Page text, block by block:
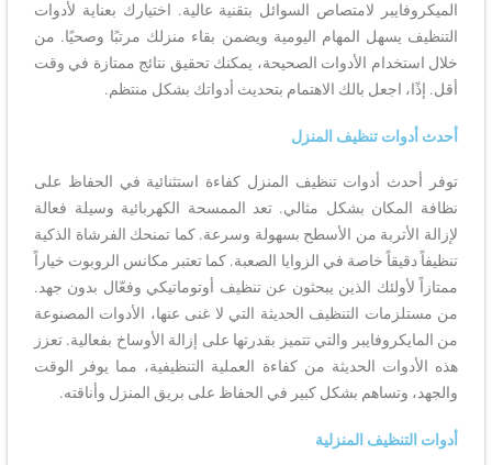
الميكروفايبر لامتصاص السوائل بتقنية عالية. اختيارك بعناية لأدوات
التنظيف يسهل المهام اليومية ويضمن بقاء منزلك مرتبًا وصحيًا. من
خلال استخدام الأدوات الصحيحة، يمكنك تحقيق نتائج ممتازة في وقت
أقل. إذًا، اجعل بالك الاهتمام بتحديث أدواتك بشكل منتظم.
أحدث أدوات تنظيف المنزل
توفر أحدث أدوات تنظيف المنزل كفاءة استثنائية في الحفاظ على
نظافة المكان بشكل مثالي. تعد الممسحة الكهربائية وسيلة فعالة
لإزالة الأتربة من الأسطح بسهولة وسرعة. كما تمنحك الفرشاة الذكية
تنظيفاً دقيقاً خاصة في الزوايا الصعبة. كما تعتبر مكانس الروبوت خياراً
ممتازاً لأولئك الذين يبحثون عن تنظيف أوتوماتيكي وفعّال بدون جهد.
من مستلزمات التنظيف الحديثة التي لا غنى عنها، الأدوات المصنوعة
من المايكروفايبر والتي تتميز بقدرتها على إزالة الأوساخ بفعالية. تعزز
هذه الأدوات الحديثة من كفاءة العملية التنظيفية، مما يوفر الوقت
والجهد، وتساهم بشكل كبير في الحفاظ على بريق المنزل وأناقته.
أدوات التنظيف المنزلية